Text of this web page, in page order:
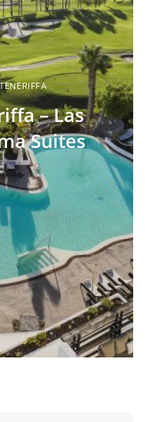
TENERIFFA
– Las
Suites